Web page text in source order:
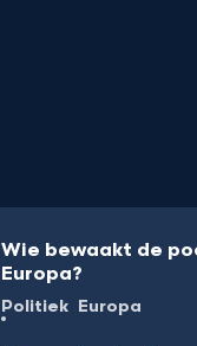
Wie bewaakt de
Europa?
Politiek Europa